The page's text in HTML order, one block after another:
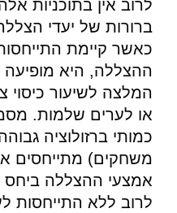
לרוב אין בתוכניות
ברורות של יעדי הצללה
כאשר קיימת
ההצללה, היא
המלצה לשיעור כיסוי
או לערים שלמות.
כמותי ברזולוציה
משחקים) מתייחסים
אמצעי ההצללה
לרוב ללא התייחסות